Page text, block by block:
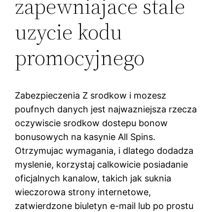
zapewniajace stale
uzycie kodu
promocyjnego
Zabezpieczenia Z srodkow i mozesz
poufnych danych jest najwazniejsza rzecza
oczywiscie srodkow dostepu bonow
bonusowych na kasynie All Spins.
Otrzymujac wymagania, i dlatego dodadza
myslenie, korzystaj calkowicie posiadanie
oficjalnych kanalow, takich jak suknia
wieczorowa strony internetowe,
zatwierdzone biuletyn e-mail lub po prostu